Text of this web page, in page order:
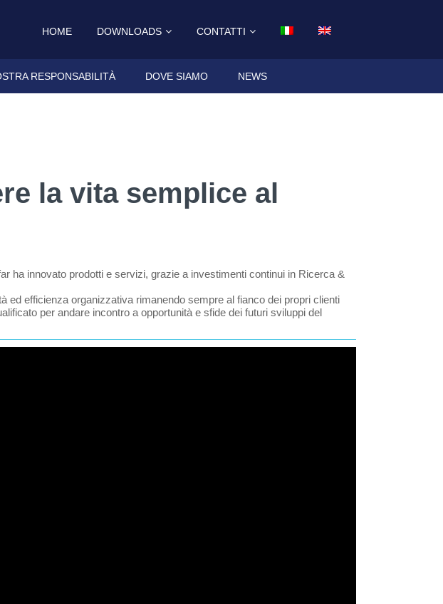
HOME DOWNLOADS CONTATTI
RESPONSABILITÀ DOVE SIAMO NEWS
la vita semplice al
ha innovato prodotti e servizi, grazie a investimenti continui in Ricerca &
ed efficienza organizzativa rimanendo sempre al fianco dei propri clienti
per andare incontro a opportunità e sfide dei futuri sviluppi del